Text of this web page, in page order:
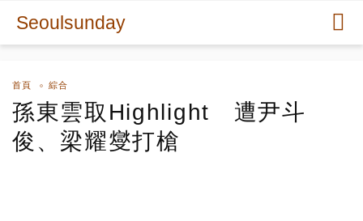
Seoulsunday
首頁 綜合
孫東雲取Highlight 遭尹斗
俊、梁耀燮打槍